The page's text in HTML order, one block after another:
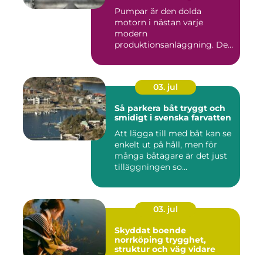
Pumpar är den dolda
motorn i nästan varje
modern
produktionsanläggning. De
03. jul
Så parkera båt tryggt och
smidigt i svenska farvatten
Att lägga till med båt kan se
enkelt ut på håll, men för
många båtägare är det just
tilläggningen so...
03. jul
Skyddat boende
norrköping trygghet,
struktur och väg vidare